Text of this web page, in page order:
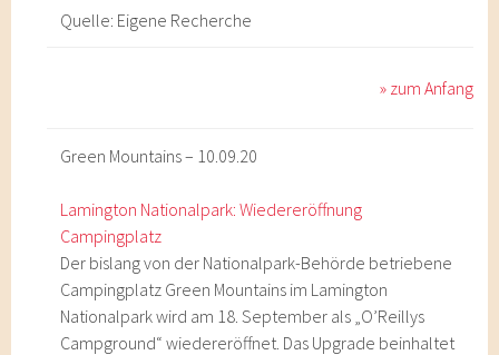
Quelle: Eigene Recherche
» zum Anfang
Green Mountains – 10.09.20
Lamington Nationalpark: Wiedereröffnung
Campingplatz
Der bislang von der Nationalpark-Behörde betriebene
Campingplatz Green Mountains im Lamington
Nationalpark wird am 18. September als „O’Reillys
Campground“ wiedereröffnet. Das Upgrade beinhaltet